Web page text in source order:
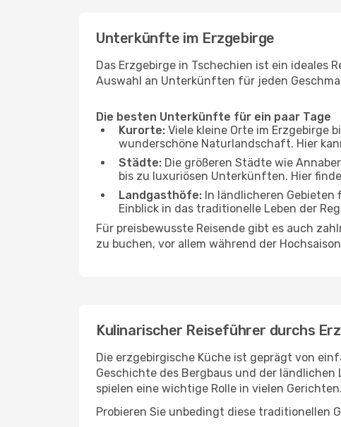
Unterkünfte im Erzgebirge
Das Erzgebirge in Tschechien ist ein ideales
Auswahl an Unterkünften für jeden
Die besten Unterkünfte für ein paar Tage
Kurorte: Viele kleine Orte im
wunderschöne Naturlandschaft. Hier
Städte: Die größeren Städte wie
bis zu luxuriösen Unterkünften. Hier
Landgasthöfe: In ländlicheren
Einblick in das traditionelle Leben der
Für preisbewusste Reisende gibt es auch
zu buchen, vor allem während der
Kulinarischer Reiseführer durchs
Die erzgebirgische Küche ist geprägt von
Geschichte des Bergbaus und der
spielen eine wichtige Rolle in vielen Gerichten.
Probieren Sie unbedingt diese traditionellen